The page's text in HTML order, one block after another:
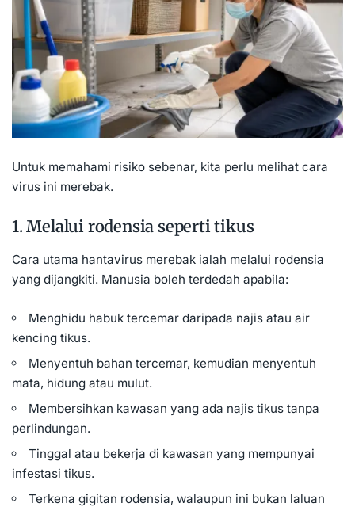
Untuk memahami risiko sebenar, kita perlu melihat cara
virus ini merebak.
1. Melalui rodensia seperti tikus
Cara utama hantavirus merebak ialah melalui rodensia
yang dijangkiti. Manusia boleh terdedah apabila:
Menghidu habuk tercemar daripada najis atau air
kencing tikus.
Menyentuh bahan tercemar, kemudian menyentuh
mata, hidung atau mulut.
Membersihkan kawasan yang ada najis tikus tanpa
perlindungan.
Tinggal atau bekerja di kawasan yang mempunyai
infestasi tikus.
Terkena gigitan rodensia, walaupun ini bukan laluan